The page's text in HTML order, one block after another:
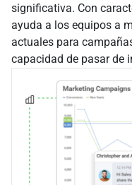
significativa. Con
ayuda a los equipos a
actuales para
capacidad de pasar de